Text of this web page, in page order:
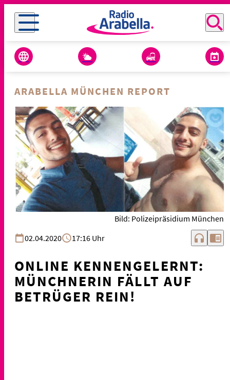
ARABELLA MÜNCHEN REPORT
Bild: Polizeipräsidium München
02.04.2020
17:16 Uhr headphones chrome_reader_mode
ONLINE KENNENGELERNT:
MÜNCHNERIN FÄLLT AUF
BETRÜGER REIN!